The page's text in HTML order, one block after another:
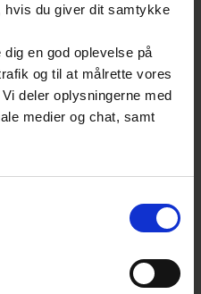
du giver dit samtykke
en god oplevelse på
og til at målrette vores
deler oplysningerne med
medier og chat, samt
equipment
glassware and
standarder for